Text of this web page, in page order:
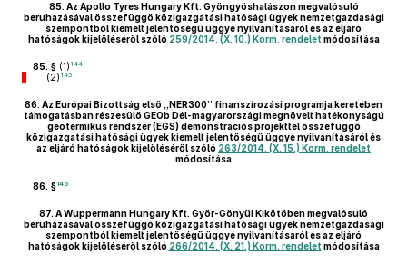
85. Az Apollo Tyres Hungary Kft. Gyöngyöshalászon megvalósuló
beruházásával összefüggő közigazgatási hatósági ügyek nemzetgazdasági
szempontból kiemelt jelentőségű üggyé nyilvánításáról és az eljáró
hatóságok kijelöléséről szóló 259/2014. (X. 10.) Korm. rendelet módosítása
85. § (1) 144
(2) 145
86. Az Európai Bizottság első „NER300” finanszírozási programja keretében
támogatásban részesülő GEOb Dél-magyarországi megnövelt hatékonyságú
geotermikus rendszer (EGS) demonstrációs projekttel összefüggő
közigazgatási hatósági ügyek kiemelt jelentőségű üggyé nyilvánításáról és
az eljáró hatóságok kijelöléséről szóló 263/2014. (X. 15.) Korm. rendelet
módosítása
86. §146
87. A Wuppermann Hungary Kft. Győr-Gönyűi Kikötőben megvalósuló
beruházásával összefüggő közigazgatási hatósági ügyek nemzetgazdasági
szempontból kiemelt jelentőségű üggyé nyilvánításáról és az eljáró
hatóságok kijelöléséről szóló 266/2014. (X. 21.) Korm. rendelet módosítása